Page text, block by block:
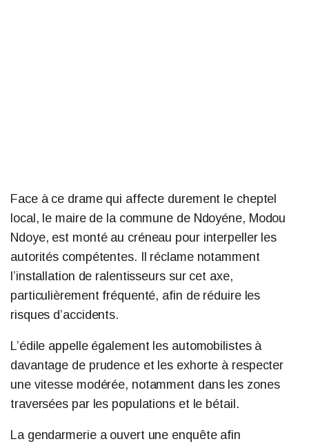
Face à ce drame qui affecte durement le cheptel
local, le maire de la commune de Ndoyéne, Modou
Ndoye, est monté au créneau pour interpeller les
autorités compétentes. Il réclame notamment
l’installation de ralentisseurs sur cet axe,
particulièrement fréquenté, afin de réduire les
risques d’accidents.
L’édile appelle également les automobilistes à
davantage de prudence et les exhorte à respecter
une vitesse modérée, notamment dans les zones
traversées par les populations et le bétail.
La gendarmerie a ouvert une enquête afin